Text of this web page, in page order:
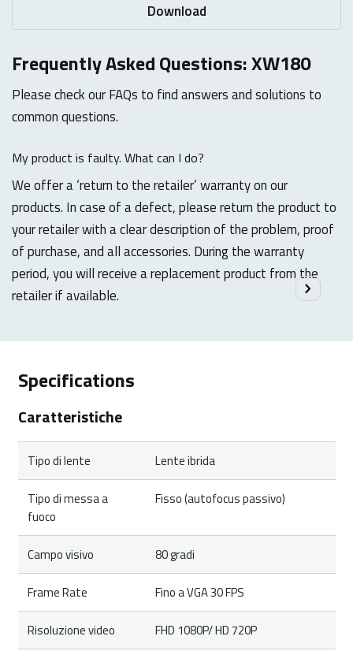
Download
Frequently Asked Questions: XW180
Please check our FAQs to find answers and solutions to
common questions.
My product is faulty. What can I do?
We offer a ‘return to the retailer’ warranty on our
products. In case of a defect, please return the product to
your retailer with a clear description of the problem, proof
of purchase, and all accessories. During the warranty
period, you will receive a replacement product from the
retailer if available.
Specifications
Caratteristiche
Tipo di lente Lente ibrida
Tipo di messa a
fuoco
Fisso (autofocus passivo)
Campo visivo 80 gradi
Frame Rate Fino a VGA 30 FPS
Risoluzione video FHD 1080P/ HD 720P